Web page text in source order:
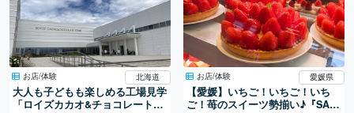
お店/体験 北海道
大人も子どもも楽しめる工場見学
「ロイズカカオ&チョコレートタ
お店/体験 愛媛県
【愛媛】いちご！いちご！いち
ご！苺のスイーツ勢揃い♪『SAIS